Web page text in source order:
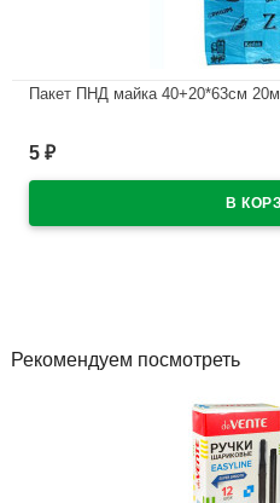
Пакет ПНД майка 40+20*63см
5 ₽
Рекомендуем посмотреть